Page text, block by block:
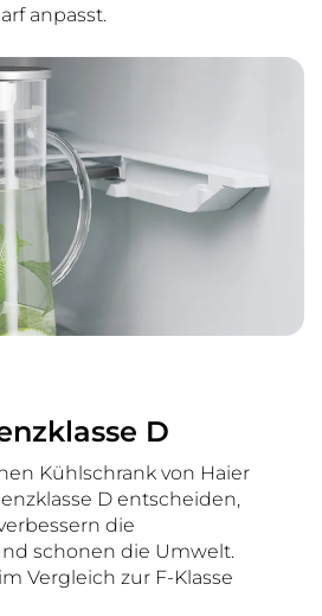
anpasst.
D
Kühlschrank von Haier
D entscheiden,
die
schonen die Umwelt.
Vergleich zur F-Klasse